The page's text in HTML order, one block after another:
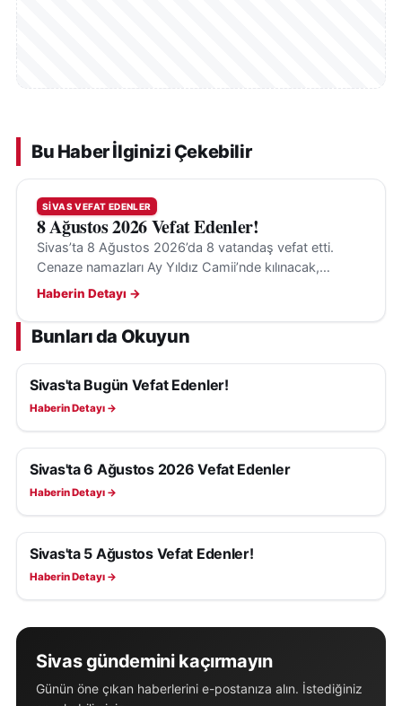
Bu Haber İlginizi Çekebilir
SIVAS VEFAT EDENLER
8 Ağustos 2026 Vefat Edenler!
Sivas’ta 8 Ağustos 2026’da 8 vatandaş vefat etti.
Cenaze namazları Ay Yıldız Camii’nde kılınacak,
definler Sivas, Hafik, İmranlı ve Ünye’de
Haberin Detayı →
Bunları da Okuyun
SIVAS VEFAT EDENLER
Sivas'ta Bugün Vefat Edenler!
Haberin Detayı →
SIVAS VEFAT EDENLER
Sivas'ta 6 Ağustos 2026 Vefat Edenler
Haberin Detayı →
SIVAS VEFAT EDENLER
Sivas'ta 5 Ağustos Vefat Edenler!
Haberin Detayı →
Sivas gündemini kaçırmayın
Günün öne çıkan haberlerini e-postanıza alın. İstediğiniz